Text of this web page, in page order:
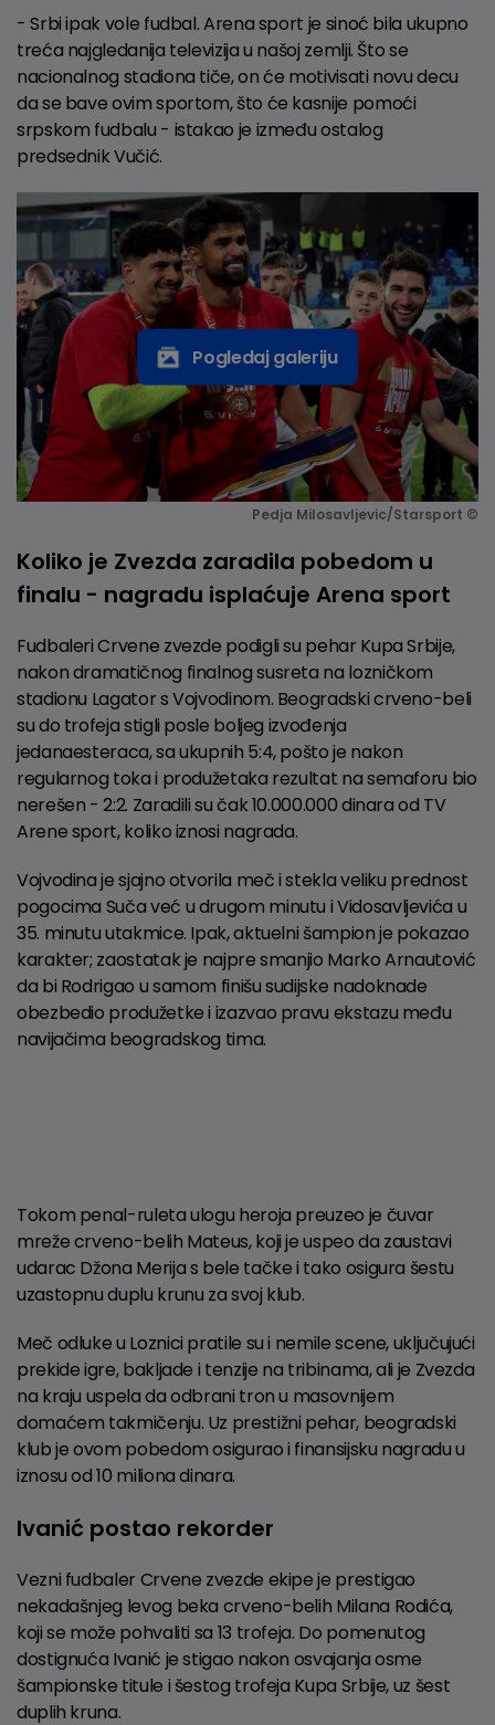
- Srbi ipak vole fudbal. Arena sport je sinoć bila ukupno
treća najgledanija televizija u našoj zemlji. Što se
nacionalnog stadiona tiče, on će motivisati novu decu
da se bave ovim sportom, što će kasnije pomoći
srpskom fudbalu - istakao je između ostalog
predsednik Vučić.
Pedja Milosavljevic/Starsport ©
Pogledaj galeriju
Koliko je Zvezda zaradila pobedom u
finalu - nagradu isplaćuje Arena sport
Fudbaleri Crvene zvezde podigli su pehar Kupa Srbije,
nakon dramatičnog finalnog susreta na lozničkom
stadionu Lagator s Vojvodinom. Beogradski crveno-beli
su do trofeja stigli posle boljeg izvođenja
jedanaesteraca, sa ukupnih 5:4, pošto je nakon
regularnog toka i produžetaka rezultat na semaforu bio
nerešen - 2:2. Zaradili su čak 10.000.000 dinara od TV
Arene sport, koliko iznosi nagrada.
Vojvodina je sjajno otvorila meč i stekla veliku prednost
pogocima Suča već u drugom minutu i Vidosavljevića u
35. minutu utakmice. Ipak, aktuelni šampion je pokazao
karakter; zaostatak je najpre smanjio Marko Arnautović
da bi Rodrigao u samom finišu sudijske nadoknade
obezbedio produžetke i izazvao pravu ekstazu među
navijačima beogradskog tima.
Tokom penal-ruleta ulogu heroja preuzeo je čuvar
mreže crveno-belih Mateus, koji je uspeo da zaustavi
udarac Džona Merija s bele tačke i tako osigura šestu
uzastopnu duplu krunu za svoj klub.
Meč odluke u Loznici pratile su i nemile scene, uključujući
prekide igre, bakljade i tenzije na tribinama, ali je Zvezda
na kraju uspela da odbrani tron u masovnijem
domaćem takmičenju. Uz prestižni pehar, beogradski
klub je ovom pobedom osigurao i finansijsku nagradu u
iznosu od 10 miliona dinara.
Ivanić postao rekorder
Vezni fudbaler Crvene zvezde ekipe je prestigao
nekadašnjeg levog beka crveno-belih Milana Rodića,
koji se može pohvaliti sa 13 trofeja. Do pomenutog
dostignuća Ivanić je stigao nakon osvajanja osme
šampionske titule i šestog trofeja Kupa Srbije, uz šest
duplih kruna.